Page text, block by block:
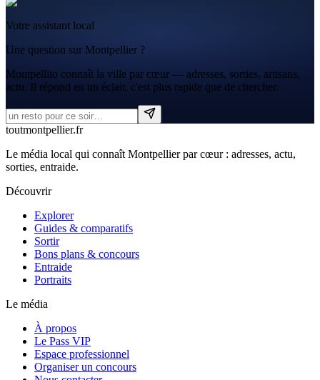
Votre assistant local
Une question sur Montpellier ?
Montpellito connaît la ville par cœur — adresses, sorties, artisans,
actu. Il répond en un éclair, c'est plus rapide que de chercher.
toutmontpellier.fr
Le média local qui connaît Montpellier par cœur : adresses, actu,
sorties, entraide.
Découvrir
Explorer
Guides & comparatifs
Sortir
Bons plans & concours
Entraide
Portraits
Le média
À propos
Le Pass VIP
Espace professionnel
Organiser un concours